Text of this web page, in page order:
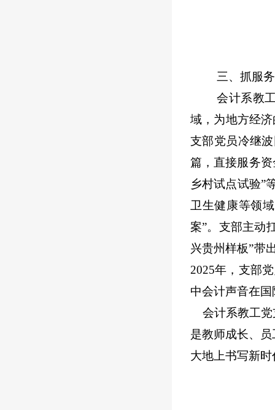
三、抓服
会计系教
域，为地方经
支部党员冷继
篇，直接服务
乡村试点试验”
卫生健康等领
案”。支部主动
兴贵州样板”带
2025年，支部
中会计声音在
会计系教工党
是教师成长、员
大地上书写新